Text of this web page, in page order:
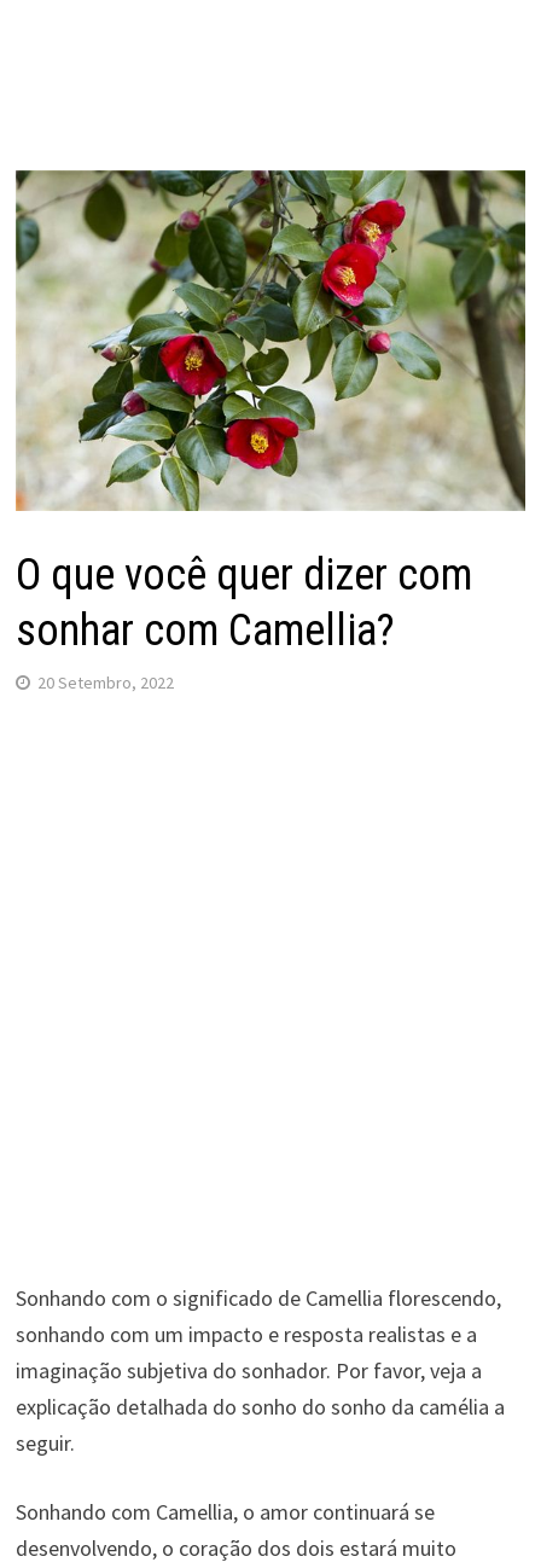
O que você quer dizer com
sonhar com Camellia?
20 Setembro, 2022
Sonhando com o significado de Camellia florescendo,
sonhando com um impacto e resposta realistas e a
imaginação subjetiva do sonhador. Por favor, veja a
explicação detalhada do sonho do sonho da camélia a
seguir.
Sonhando com Camellia, o amor continuará se
desenvolvendo, o coração dos dois estará muito